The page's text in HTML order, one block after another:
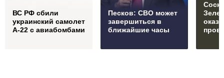
ВС РФ сбили
украинский самолет
А-22 с авиабомбами
Песков: СВО может
завершиться в
ближайшие часы